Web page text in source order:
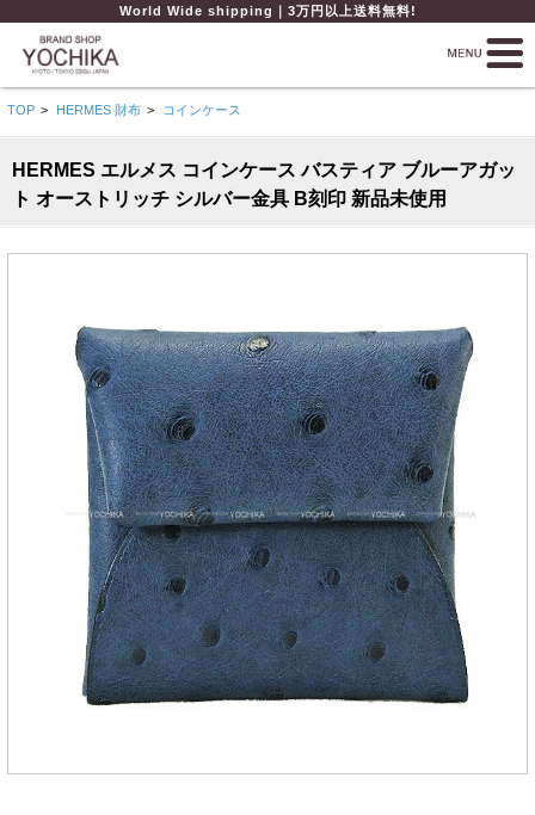
World Wide shipping｜3万円以上送料無料!
TOP > HERMES 財布 > コインケース
HERMES エルメス コインケース バスティア ブルーアガッ
ト オーストリッチ シルバー金具 B刻印 新品未使用